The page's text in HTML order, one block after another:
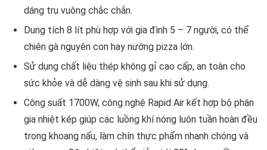
dáng trụ vuông chắc chắn.
Dung tích 8 lít phù hợp với gia đình 5 – 7 người, có thể
chiên gà nguyên con hay nướng pizza lớn.
Sử dụng chất liệu thép không gỉ cao cấp, an toàn cho
sức khỏe và dễ dàng vệ sinh sau khi sử dụng.
Công suất 1700W, công nghệ Rapid Air kết hợp bộ phận
gia nhiệt kép giúp các luồng khí nóng luôn tuần hoàn đều
trong khoang nấu, làm chín thực phẩm nhanh chóng và